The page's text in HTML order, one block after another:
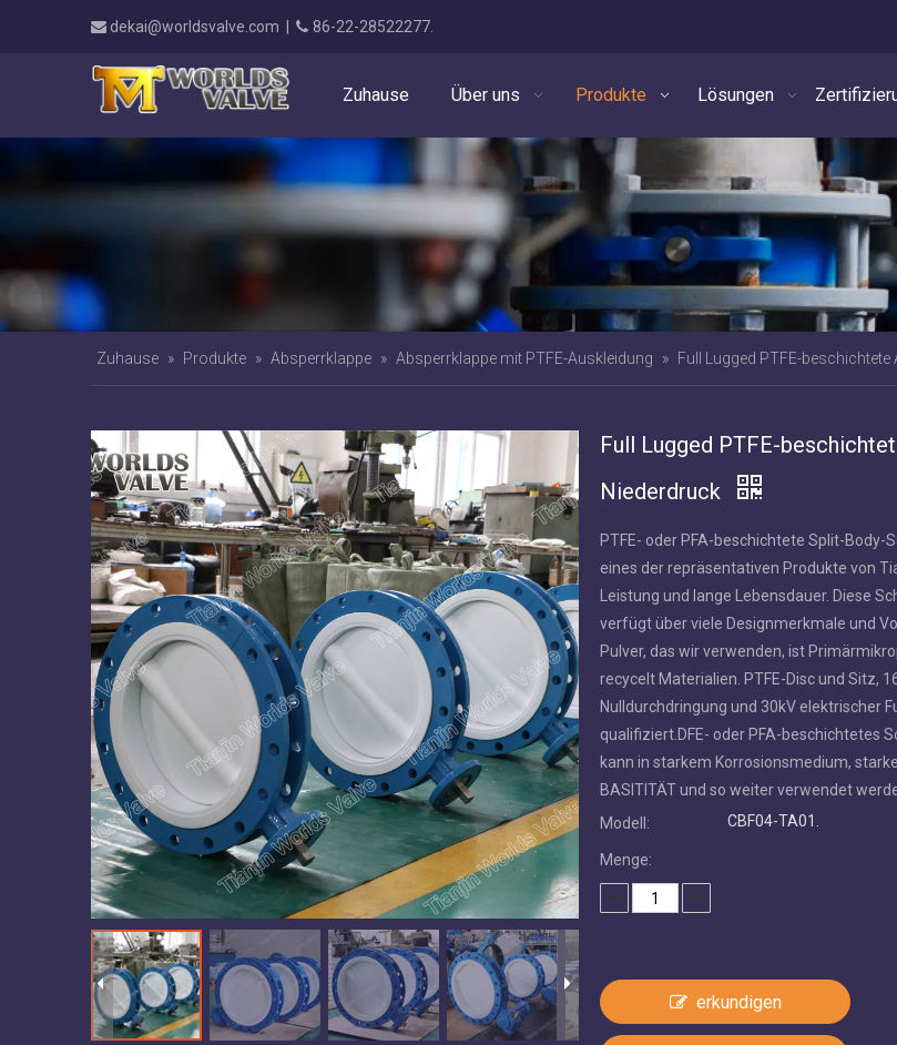
 dekai@worldsvalve.com  86-22-28522277.
Zuhause Über uns Produkte Lösungen
Zuhause » Produkte » Absperrklappe » Absperrklappe mit PTFE-Auskleidung » Full Lugged PTFE-
Full Lugged PTFE-
Niederdruck
PTFE- oder PFA-beschichtete Split-
eines der repräsentativen Produkte von
Leistung und lange Lebensdauer. Diese
verfügt über viele Designmerkmale und
Pulver, das wir verwenden, ist
recycelt Materialien. PTFE-Disc und Sitz,
Nulldurchdringung und 30kV elektrischer
qualifiziert.DFE- oder PFA-beschichtetes
kann in starkem Korrosionsmedium,
BASITITÄT und so weiter verwendet
Modell:
CBF04-TA01.
Menge:
erkundigen